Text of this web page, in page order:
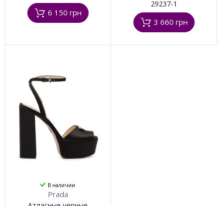
6 150 грн
29237-1
3 660 грн
В наличии
Prada